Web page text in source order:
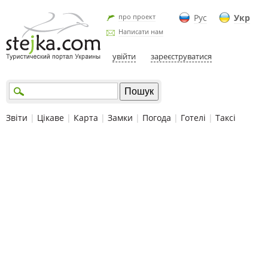
Рус Укр
про проект
Написати нам
увійти зареєструватися
Звіти | Цікаве | Карта | Замки | Погода | Готелі | Таксі